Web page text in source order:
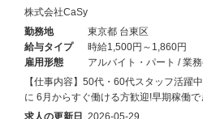
株式会社CaSy
勤務地
東京都 台東区
給与タイプ
時給1,500円～1,860円
雇用形態
アルバイト・パート / 業
【仕事内容】50代・60代スタッフ活躍
に 6月からすぐ働ける方歓迎!早期稼働で
求人の更新日 2026-05-29